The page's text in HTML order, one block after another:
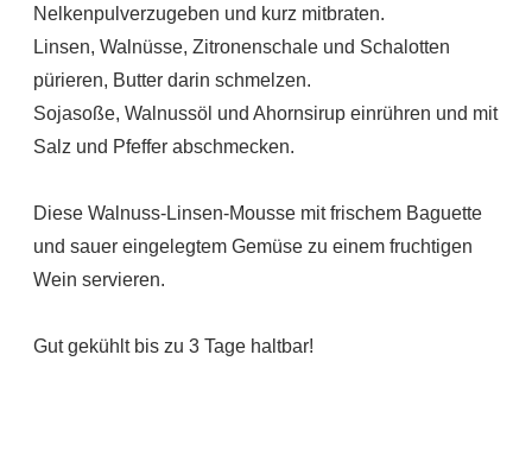
Nelkenpulverzugeben und kurz mitbraten.
Linsen, Walnüsse, Zitronenschale und Schalotten
pürieren, Butter darin schmelzen.
Sojasoße, Walnussöl und Ahornsirup einrühren und mit
Salz und Pfeffer abschmecken.
Diese Walnuss-Linsen-Mousse mit frischem Baguette
und sauer eingelegtem Gemüse zu einem fruchtigen
Wein servieren.
Gut gekühlt bis zu 3 Tage haltbar!